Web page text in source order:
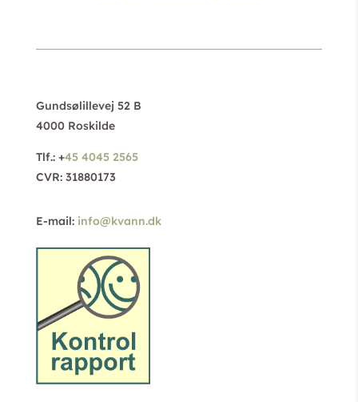
Gundsølillevej 52 B
4000 Roskilde
Tlf.: +45 4045 2565
CVR: 31880173
E-mail: info@kvann.dk